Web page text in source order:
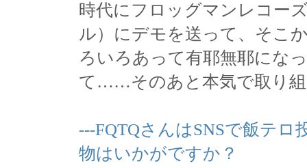
時代にフロッグマンレコー
ル）にデモを送って、そこ
ろいろあって有耶無耶にな
て……そのあと本気で取り
---FQTQさんはSNSで飯テ
物はいかがですか？